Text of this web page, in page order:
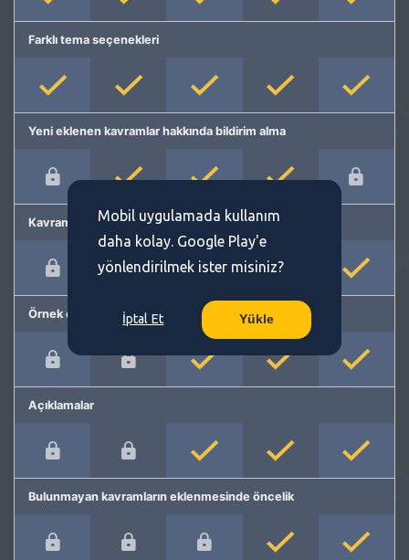
Farklı tema seçenekleri
Yeni eklenen kavramlar hakkında bildirim alma
Kavram önerme
Örnek cümleler
Açıklamalar
Bulunmayan kavramların eklenmesinde öncelik
Mobil uygulamada kullanım
daha kolay. Google Play'e
yönlendirilmek ister misiniz?
İptal Et Yükle